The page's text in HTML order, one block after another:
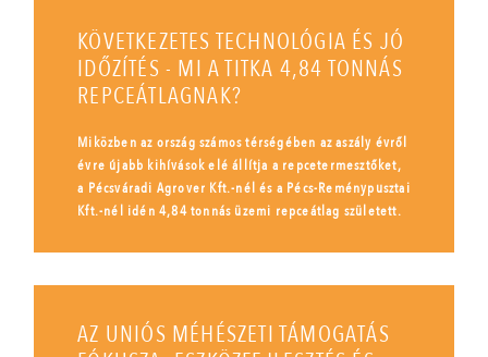
KÖVETKEZETES TECHNOLÓGIA ÉS JÓ
IDŐZÍTÉS - MI A TITKA 4,84 TONNÁS
REPCEÁTLAGNAK?
Miközben az ország számos térségében az aszály évről
évre újabb kihívások elé állítja a repcetermesztőket,
a Pécsváradi Agrover Kft.-nél és a Pécs-Reménypusztai
Kft.-nél idén 4,84 tonnás üzemi repceátlag született.
AZ UNIÓS MÉHÉSZETI TÁMOGATÁS